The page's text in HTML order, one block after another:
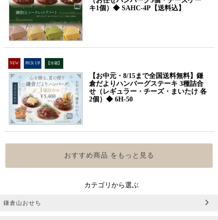
キ1個）◆ SAHC-4P【送料込】
NEW PICK UP 【冷蔵】
【お中元・8/15まで全国送料無料】鎌
倉だよりハンバーグステーキ 3種詰合
せ（レギュラー・チーズ・まいたけ 各
2個）◆ 6H-50
おすすめ商品 をもっと見る
カテゴリから選ぶ
鎌倉山おせち